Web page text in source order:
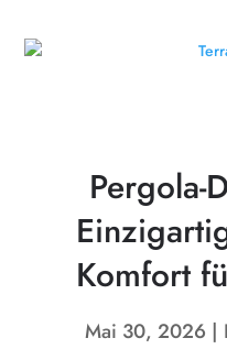
Pergola-
Komfort
Mai 30, 2026